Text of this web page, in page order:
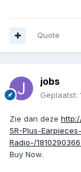
Quote
jobs
Geplaatst:
Zie dan deze
5R-Plus-
Radio-/
Buy Now.